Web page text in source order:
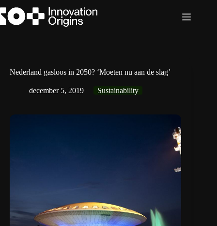
naar
de
Nederland gasloos in 2050? ‘Moeten nu aan de slag’
december 5, 2019 Sustainability